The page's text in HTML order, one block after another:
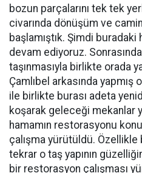
bozun parçalarını tek tek
civarında dönüşüm ve
başlamıştık. Şimdi
devam ediyoruz. Sonrasında
taşınmasıyla birlikte orada
Çamlıbel arkasında
ile birlikte burası adeta
koşarak geleceği mekanlar
hamamın restorasyonu
çalışma yürütüldü. Özellikle
tekrar o taş yapının
bir restorasyon çalışması